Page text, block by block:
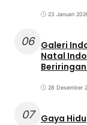
23 Januari
06 Galeri
Natal
28 Desember
07
Gaya